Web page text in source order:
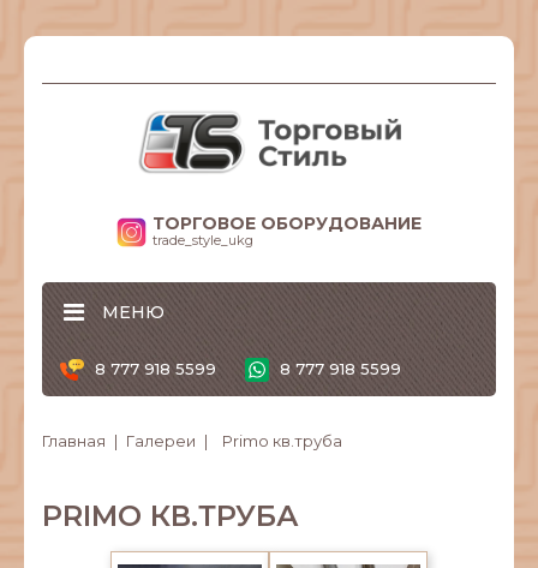
ТОРГОВОЕ ОБОРУДОВАНИЕ
trade_style_ukg
МЕНЮ
8 777 918 5599 8 777 918 5599
Главная Галереи Primo кв.труба
PRIMO КВ.ТРУБА